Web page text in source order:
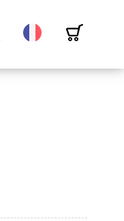
Français